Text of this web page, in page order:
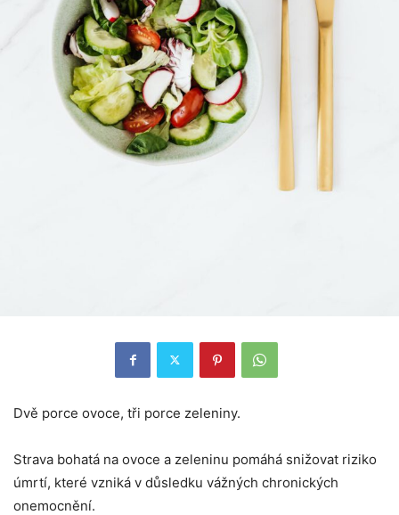
Dvě porce ovoce, tři porce zeleniny.
Strava bohatá na ovoce a zeleninu pomáhá snižovat riziko
úmrtí, které vzniká v důsledku vážných chronických
onemocnění.